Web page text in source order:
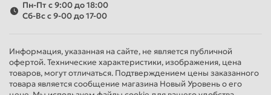
Пн-Пт с 9:00 до 18:00
Сб-Вс с 9-00 до 17-00
Информация, указанная на сайте, не является публичной
офертой. Технические характеристики, изображения, цена
товаров, могут отличаться. Подтверждением цены заказанного
товара является сообщение магазина Новый Уровень о его